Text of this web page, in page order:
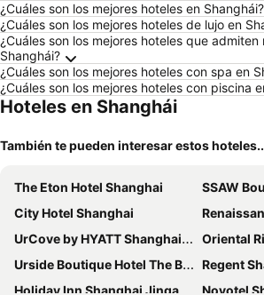
¿Cuáles son los mejores hoteles en Shanghái?
¿Cuáles son los mejores hoteles de lujo en
¿Cuáles son los mejores hoteles que admiten
Shanghái?
¿Cuáles son los mejores hoteles con spa en
¿Cuáles son los mejores hoteles con piscina
Hoteles en Shanghái
También te pueden interesar estos
The Eton Hotel Shanghai
SSAW
City Hotel Shanghai
Renaissance
UrCove by HYATT Shanghai Jing'An
Oriental
Urside Boutique Hotel The Bund Shanghai
Regent
Holiday Inn Shanghai Jingan By Ihg
Novotel